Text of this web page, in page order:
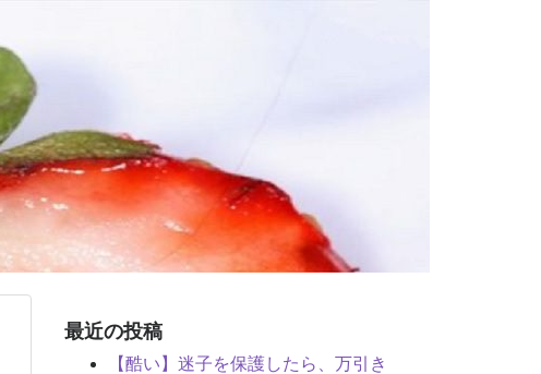
最近の投稿
【酷い】迷子を保護したら、万引き